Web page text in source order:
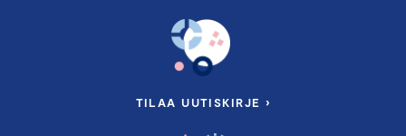
TILAA UUTISKIRJE ›